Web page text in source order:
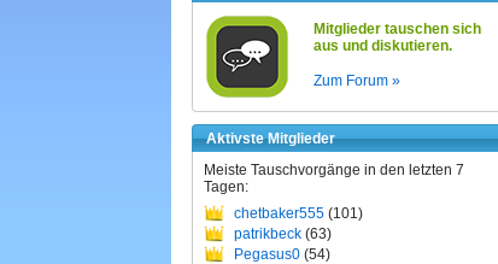
Mitglieder tauschen sich
aus und diskutieren.
Zum Forum »
Aktivste Mitglieder
Meiste Tauschvorgänge in den letzten 7
Tagen:
chetbaker555 (101)
patrikbeck (63)
Pegasus0 (54)